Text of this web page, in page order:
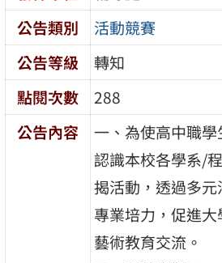
公告類別
活動競賽
公告等級
轉知
點閱次數
288
公告內容
一、為使高中職
認識本校各學系/
揭活動，透過多
專業培力，促進
藝術教育交流。